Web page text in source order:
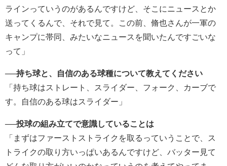
ラインっていうのがあるんですけど、そこにニュースとか
送ってくるんで、それで見て。この前、脩也さんが一軍の
キャンプに帯同、みたいなニュースを聞いたんですごいな
って」
──持ち球と、自信のある球種について教えてください
「持ち球はストレート、スライダー、フォーク、カーブで
す。自信のある球はスライダー」
──投球の組み立てで意識していることは
「まずはファーストストライクを取るっていうことで、ス
トライクの取り方いっぱいあるんですけど、バッター見て